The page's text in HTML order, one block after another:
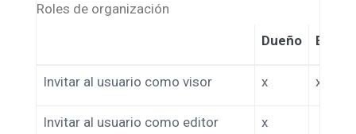
Roles de organización
Dueño
Editor
Invitar al usuario como visor x x
Invitar al usuario como editor x